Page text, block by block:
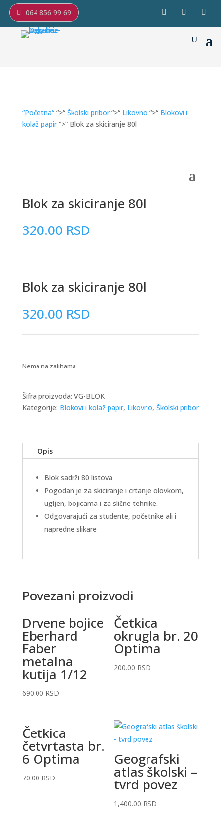
064 856 99 69
“Početna““>“ Školski pribor“>“ Likovno “>“ Blokovi i
kolaž papir“>“ Blok za skiciranje 80l
Blok za skiciranje 80l
320.00 RSD
Blok za skiciranje 80l
320.00 RSD
Nema na zalihama
Šifra proizvoda: VG-BLOK
Kategorije: Blokovi i kolaž papir, Likovno, Školski pribor
Opis
Blok sadrži 80 listova
Pogodan je za skiciranje i crtanje olovkom,
ugljen, bojicama i za slične tehnike.
Odgovarajući za studente, početnike ali i
napredne slikare
Povezani proizvodi
Drvene bojice
Eberhard
Faber
metalna
kutija 1/12
690.00 RSD
Četkica
okrugla br. 20
Optima
200.00 RSD
Četkica
četvrtasta br.
6 Optima
70.00 RSD
Geografski
atlas školski –
tvrd povez
1,400.00 RSD